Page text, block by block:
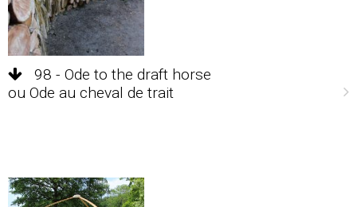
98 - Ode to the draft horse
ou Ode au cheval de trait